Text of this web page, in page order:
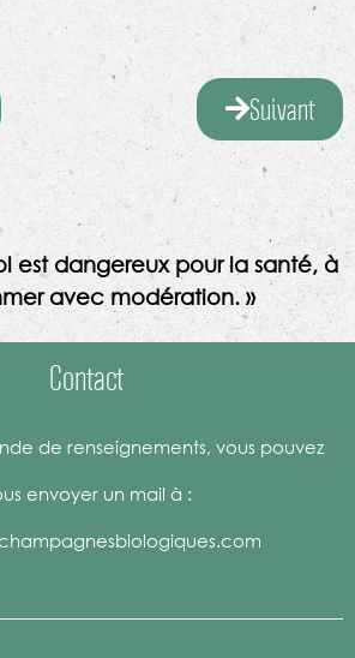
Suivant
est dangereux pour la santé, à
avec modération. »
Contact
de renseignements, vous pouvez
envoyer un mail à :